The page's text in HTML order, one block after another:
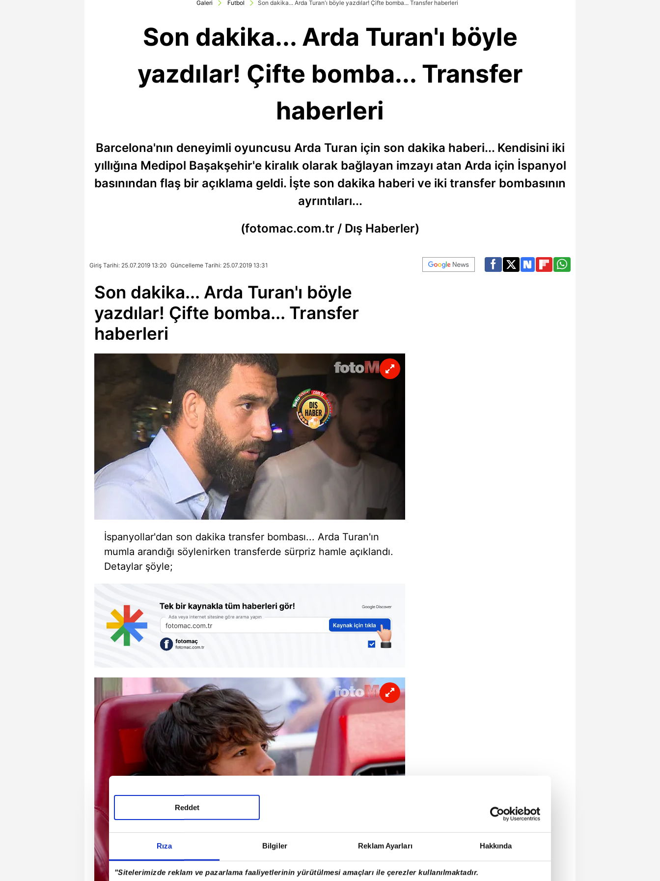
Rıza Bilgiler Reklam Ayarları Hakkında
"Sitelerimizde reklam ve pazarlama faaliyetlerinin yürütülmesi amaçları ile çerezler kullanılmaktadır.
Reddet
Galeri Futbol Son dakika... Arda Turan'ı böyle yazdılar! Çifte bomba... Transfer haberleri
Son dakika... Arda Turan'ı böyle
yazdılar! Çifte bomba... Transfer
haberleri
Barcelona'nın deneyimli oyuncusu Arda Turan için son dakika haberi... Kendisini iki
yıllığına Medipol Başakşehir'e kiralık olarak bağlayan imzayı atan Arda için İspanyol
basınından flaş bir açıklama geldi. İşte son dakika haberi ve iki transfer bombasının
ayrıntıları...
(fotomac.com.tr / Dış Haberler)
Giriş Tarihi: 25.07.2019 13:20 Güncelleme Tarihi: 25.07.2019 13:31
Son dakika... Arda Turan'ı böyle
yazdılar! Çifte bomba... Transfer
haberleri
İspanyollar'dan son dakika transfer bombası... Arda Turan'ın
mumla arandığı söylenirken transferde sürpriz hamle açıklandı.
Detaylar şöyle;